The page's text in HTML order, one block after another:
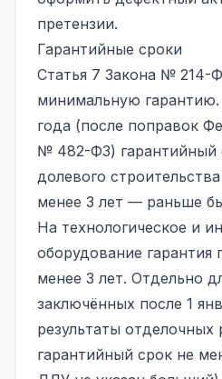
претензии.
Гарантийные сроки
Статья 7 Закона № 214-
минимальную гарантию.
года (после поправок
№ 482-ФЗ) гарантийный
долевого
менее 3 лет — раньше
На технологическое и
оборудование
менее 3 лет. Отдельно
заключённых после 1
результаты отделочных
гарантийный срок не